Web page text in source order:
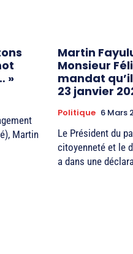
»
Martin
Martin
Monsieur
mandat
23 janvier
Politique 6 Mars
Le Président du
citoyenneté et le
a dans une